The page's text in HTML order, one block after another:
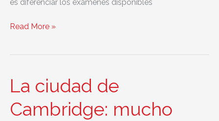
es diferenciar los exámenes disponibles
5
examen
de
inglés
Read More »
La ciudad de
Cambridge: mucho